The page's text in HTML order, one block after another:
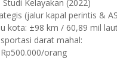
Studi Kelayakan (2022)
(jalur kapal perintis &
kota: ±98 km / 60,89 mil
darat mahal:
orang